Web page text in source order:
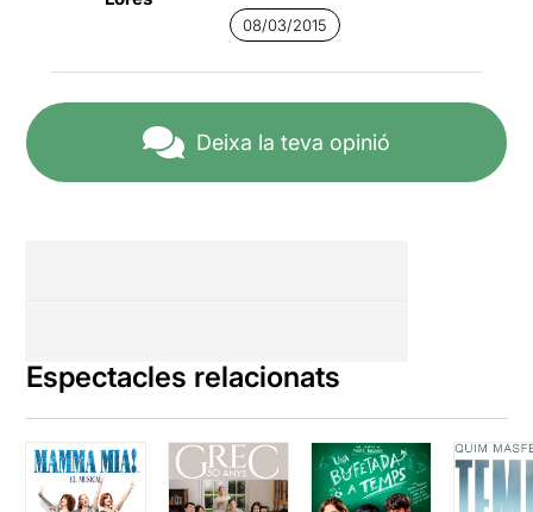
08/03/2015
Deixa la teva opinió
Espectacles relacionats